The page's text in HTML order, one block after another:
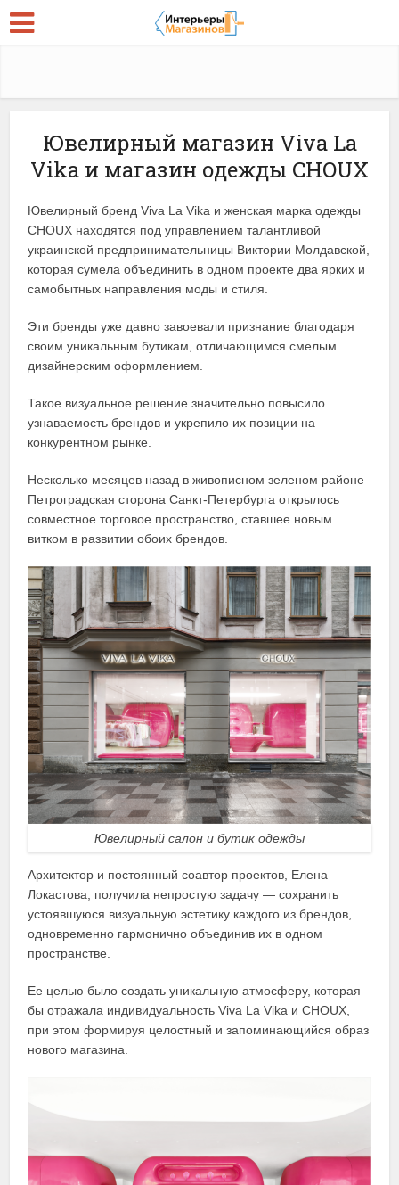
Ювелирный магазин Viva La
Vika и магазин одежды CHOUX
Ювелирный бренд Viva La Vika и женская марка одежды
CHOUX находятся под управлением талантливой
украинской предпринимательницы Виктории Молдавской,
которая сумела объединить в одном проекте два ярких и
самобытных направления моды и стиля.
Эти бренды уже давно завоевали признание благодаря
своим уникальным бутикам, отличающимся смелым
дизайнерским оформлением.
Такое визуальное решение значительно повысило
узнаваемость брендов и укрепило их позиции на
конкурентном рынке.
Несколько месяцев назад в живописном зеленом районе
Петроградская сторона Санкт-Петербурга открылось
совместное торговое пространство, ставшее новым
витком в развитии обоих брендов.
Ювелирный салон и бутик одежды
Архитектор и постоянный соавтор проектов, Елена
Локастова, получила непростую задачу — сохранить
устоявшуюся визуальную эстетику каждого из брендов,
одновременно гармонично объединив их в одном
пространстве.
Ее целью было создать уникальную атмосферу, которая
бы отражала индивидуальность Viva La Vika и CHOUX,
при этом формируя целостный и запоминающийся образ
нового магазина.